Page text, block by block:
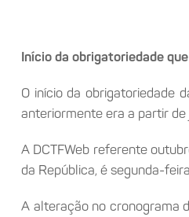
Início da obrigatoriedade
O início da obrigatoriedade
anteriormente era a partir
A DCTFWeb referente
da República, é segunda-
A alteração no cronograma